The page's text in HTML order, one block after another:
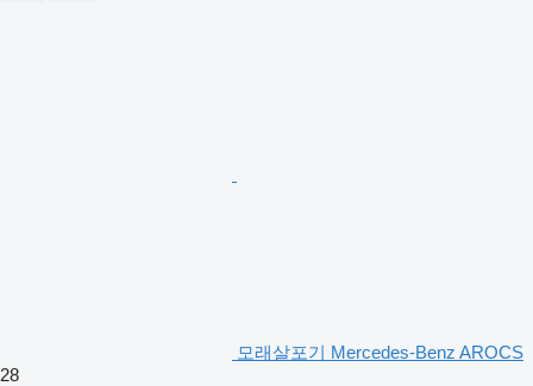
모래살포기 Mercedes-Benz AROCS
28